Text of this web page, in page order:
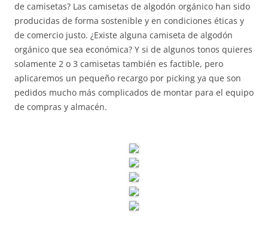
de camisetas? Las camisetas de algodón orgánico han sido
producidas de forma sostenible y en condiciones éticas y
de comercio justo. ¿Existe alguna camiseta de algodón
orgánico que sea económica? Y si de algunos tonos quieres
solamente 2 o 3 camisetas también es factible, pero
aplicaremos un pequeño recargo por picking ya que son
pedidos mucho más complicados de montar para el equipo
de compras y almacén.